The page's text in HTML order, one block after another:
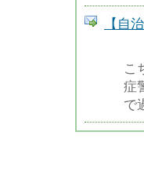
【自
こ
症
で